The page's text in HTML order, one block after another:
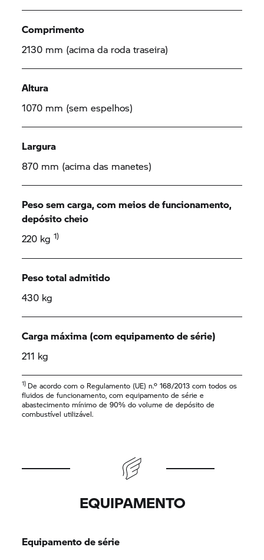
Comprimento
2130 mm (acima da roda traseira)
Altura
1070 mm (sem espelhos)
Largura
870 mm (acima das manetes)
Peso sem carga, com meios de funcionamento,
depósito cheio
220 kg1)
Peso total admitido
430 kg
Carga máxima (com equipamento de série)
211 kg
1) De acordo com o Regulamento (UE) n.º 168/2013 com todos os
fluidos de funcionamento, com equipamento de série e
abastecimento mínimo de 90% do volume de depósito de
combustível utilizável.
EQUIPAMENTO
Equipamento de série